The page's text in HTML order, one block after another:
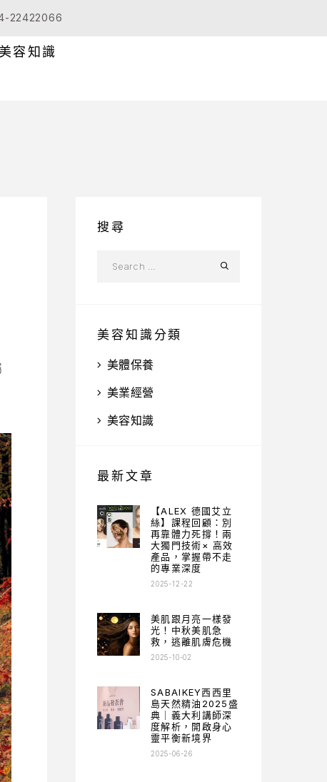
22422066
美容知識
搜尋
美容知識分類
美體保養
美業經營
美容知識
最新文章
【ALEX 德國艾立
絲】課程回顧：別
再靠體力死撐！兩
大獨門技術× 高效
產品，掌握帶不走
的專業深度
2025-12-22
美肌跟月亮一樣發
光！中秋美肌急
救，逃離肌膚危機
2025-10-02
SABAIKEY西西里
島天然精油2025盛
典｜義大利講師深
度解析，開啟身心
靈平衡新境界
2025-06-26